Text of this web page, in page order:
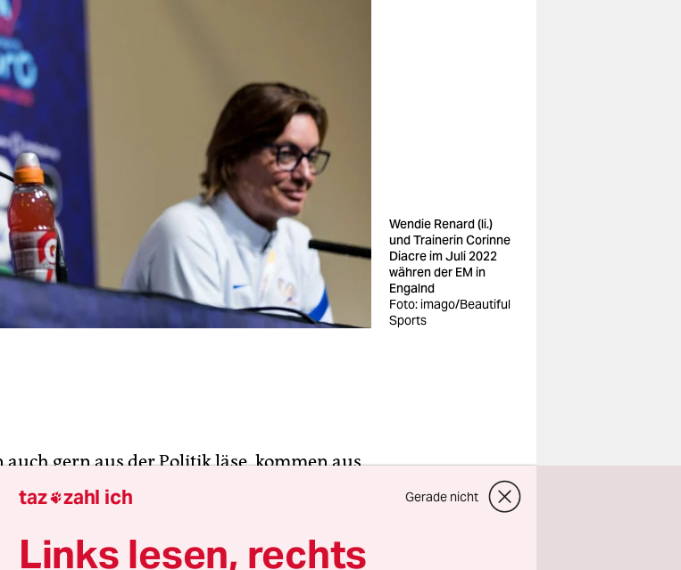
Wendie Renard (li.)
und Trainerin Corinne
Diacre im Juli 2022
währen der EM in
Engalnd
Foto: imago/Beautiful
Sports
gern aus der Politik läse, kommen aus
Corinne Diacre
Équipe entlassen. Vorausgegangen war
darunter Kapitänin Wendie Renard.
der WM in Australien und Neuseeland.
taz zahl ich Gerade nicht
Links lesen, rechts